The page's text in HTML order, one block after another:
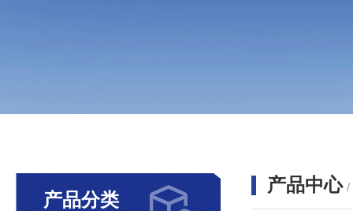
产品分类
产品中心 /